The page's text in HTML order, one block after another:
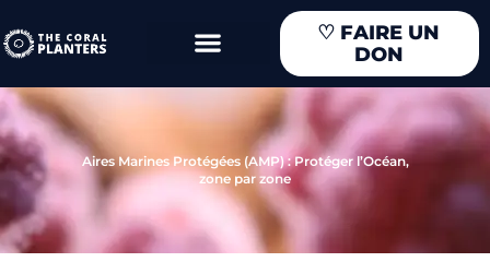
au
contenu
♡ FAIRE UN
DON
Aires Marines Protégées (AMP) : Protéger l’Océan,
zone par zone